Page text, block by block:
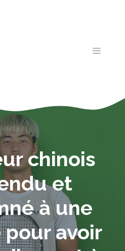
MENU
chinois
et
à une
avoir